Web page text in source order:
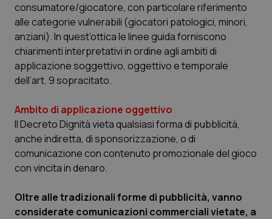
QS Pro
Professionisti Sanitari.AI
Abruzzo
Basilicata
Calabria
Campania
Emilia-Romagna
QS Pro Gold
Artrite & artrosi
Asma & BPCO
Car-T
Colesterolo & coronaropatie
consumatore/giocatore, con particolare riferimento
alle categorie vulnerabili (giocatori patologici, minori,
anziani). In quest’ottica le linee guida forniscono
chiarimenti interpretativi in ordine agli ambiti di
applicazione soggettivo, oggettivo e temporale
dell’art. 9 sopracitato.
Ambito di applicazione oggettivo
Il Decreto Dignità vieta qualsiasi forma di pubblicità,
anche indiretta, di sponsorizzazione, o di
comunicazione con contenuto promozionale del gioco
con vincita in denaro.
Oltre alle tradizionali forme di pubblicità, vanno
considerate comunicazioni commerciali vietate, a